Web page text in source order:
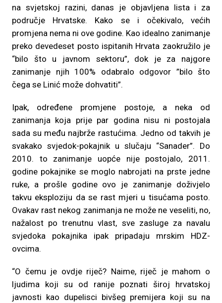
na svjetskoj razini, danas je objavljena lista i za
područje Hrvatske. Kako se i očekivalo, većih
promjena nema ni ove godine. Kao idealno zanimanje
preko devedeset posto ispitanih Hrvata zaokružilo je
“bilo što u javnom sektoru”, dok je za najgore
zanimanje njih 100% odabralo odgovor ”bilo što
čega se Linić može dohvatiti”.
Ipak, određene promjene postoje, a neka od
zanimanja koja prije par godina nisu ni postojala
sada su među najbrže rastućima. Jedno od takvih je
svakako svjedok-pokajnik u slučaju “Sanader”. Do
2010. to zanimanje uopće nije postojalo, 2011.
godine pokajnike se moglo nabrojati na prste jedne
ruke, a prošle godine ovo je zanimanje doživjelo
takvu eksploziju da se rast mjeri u tisućama posto.
Ovakav rast nekog zanimanja ne može ne veseliti, no,
nažalost po trenutnu vlast, sve zasluge za navalu
svjedoka pokajnika ipak pripadaju mrskim HDZ-
ovcima.
“O čemu je ovdje riječ? Naime, riječ je mahom o
ljudima koji su od ranije poznati široj hrvatskoj
javnosti kao dupelisci bivšeg premijera koji su na